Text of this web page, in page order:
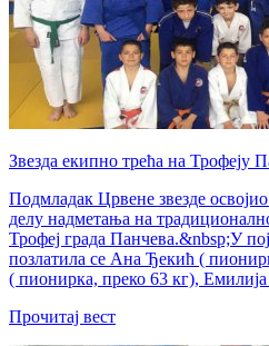
Звезда екипно трећа на Трофеју
Подмладак Црвене звезде
делу надметања на
Трофеј града Панчева.&nbsp;У
позлатила се Ана Ђекић (
( пионирка, преко 63 кг),
Прочитај вест